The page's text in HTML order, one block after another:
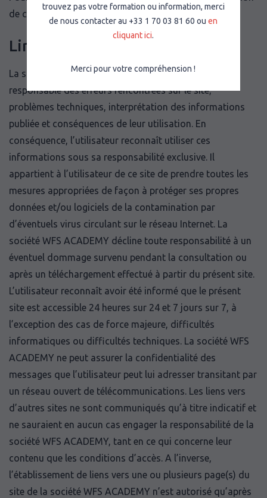
de confidentialité
pour le Royaume-Uni
Limitation de responsabilité :
La société WFS ACADEMY ne saurait être tenu pour
responsable des erreurs rencontrées sur le site,
problèmes techniques, interprétation des informations
publiée et conséquences de leur utilisation. En
conséquence, l’utilisateur reconnaît utiliser ces
informations sous sa responsabilité exclusive. Il
appartient à l’utilisateur de ce site de prendre toutes les
mesures appropriées de façon à protéger ses propres
données et/ou logiciels de la contamination par
d’éventuels virus circulant sur le réseau Internet. La
société WFS ACADEMY décline toute responsabilité à un
éventuel dommage survenu pendant la consultation ou
après un téléchargement effectué à partir du présent site.
L’utilisateur reconnaît avoir été informé que le présent
site est accessible 24 heures sur 24 et 7 jours sur 7, à
l’exception des cas de force majeure, difficultés
informatiques ou difficultés techniques. La société WFS
ACADEMY ne peut assurer la confidentialité des
messages que l’utilisateur peut lui adresser transitant par
un réseau ouvert de télécommunications. Les liens vers
d’autres sites ne sont communiqués qu’à titre indicatif et
ne sauraient en aucun cas engager la responsabilité de la
société WFS ACADEMY, tant en ce qui concerne leur
contenu que les conditions d’accès. A l’inverse,
l’établissement de liens vers une ou plusieurs page(s) du
site de la société WFS ACADEMY n’est autorisé qu’après
trouvez pas votre formation ou information, merci
de nous contacter au +33 1 70 03 81 60 ouen
cliquant ici.
Merci pour votre compréhension !